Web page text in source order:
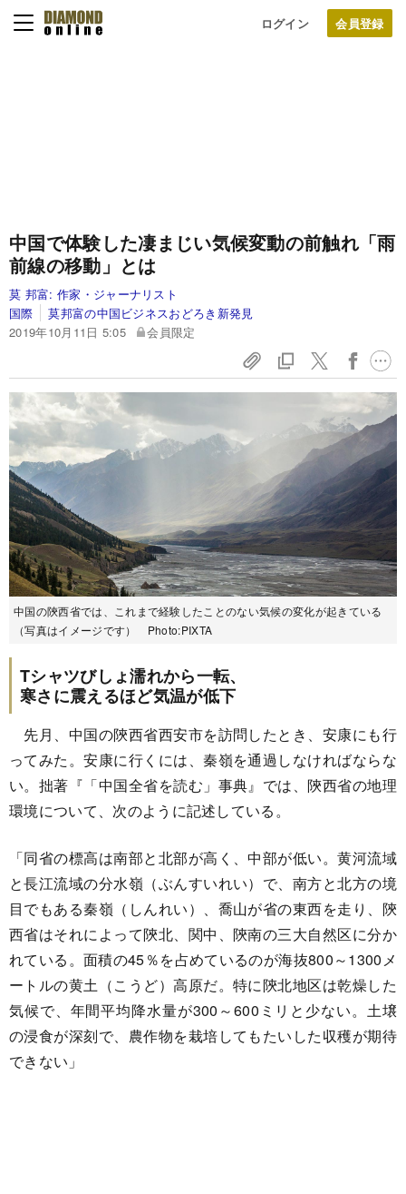
ログイン
中国で体験した凄まじい気候変動の前触れ「雨
前線の移動」とは
莫 邦富: 作家・ジャーナリスト
国際
莫邦富の中国ビジネスおどろき新発見
2019年10月11日 5:05
会員限定
中国の陝西省では、これまで経験したことのない気候の変化が起きている
（写真はイメージです） Photo:PIXTA
Tシャツびしょ濡れから一転、
寒さに震えるほど気温が低下
先月、中国の陝西省西安市を訪問したとき、安康にも行
ってみた。安康に行くには、秦嶺を通過しなければならな
い。拙著『「中国全省を読む」事典』では、陝西省の地理
環境について、次のように記述している。
「同省の標高は南部と北部が高く、中部が低い。黄河流域
と長江流域の分水嶺（ぶんすいれい）で、南方と北方の境
目でもある秦嶺（しんれい）、喬山が省の東西を走り、陝
西省はそれによって陝北、関中、陝南の三大自然区に分か
れている。面積の45％を占めているのが海抜800～1300メ
ートルの黄土（こうど）高原だ。特に陝北地区は乾燥した
気候で、年間平均降水量が300～600ミリと少ない。土壌
の浸食が深刻で、農作物を栽培してもたいした収穫が期待
できない」